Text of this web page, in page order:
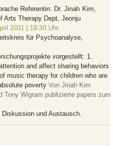
Referentin: Dr. Jinah Kim,
Arts Therapy Dept, Jeonju
2011 | 19:30 Uhr
für Psychoanalyse,
vorgestellt: 1.
and affect sharing behaviors
music therapy for children who are
povertyVon Jinah Kim
Tony Wigram publizierte papers zum
Diskussion und Austausch.